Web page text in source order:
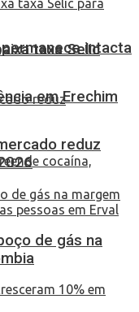
intacta
em Erechim
taxa Selic
reduz
de gás na